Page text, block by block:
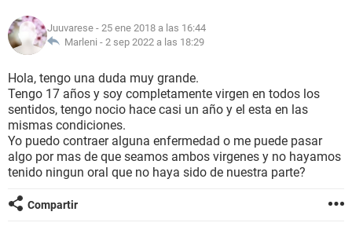
NUTRICIÓN
SEXUALIDAD
GLOSARIO
Juuvarese - 25 ene 2018 a las 16:44
Marleni - 2 sep 2022 a las 18:29
Hola, tengo una duda muy grande.
Tengo 17 años y soy completamente virgen en todos los
sentidos, tengo nocio hace casi un año y el esta en las
mismas condiciones.
Yo puedo contraer alguna enfermedad o me puede pasar
algo por mas de que seamos ambos virgenes y no hayamos
tenido ningun oral que no haya sido de nuestra parte?
Compartir